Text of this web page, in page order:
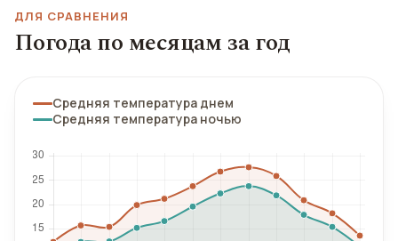
ДЛЯ СРАВНЕНИЯ
Погода по месяцам за год
Средняя температура днем
Средняя температура ночью